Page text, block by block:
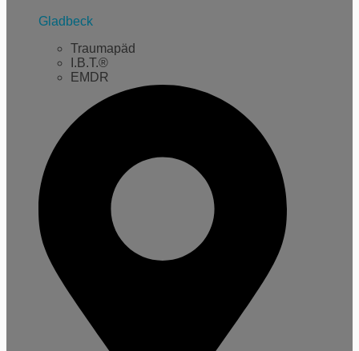
Gladbeck
Traumapäd
I.B.T.®
EMDR